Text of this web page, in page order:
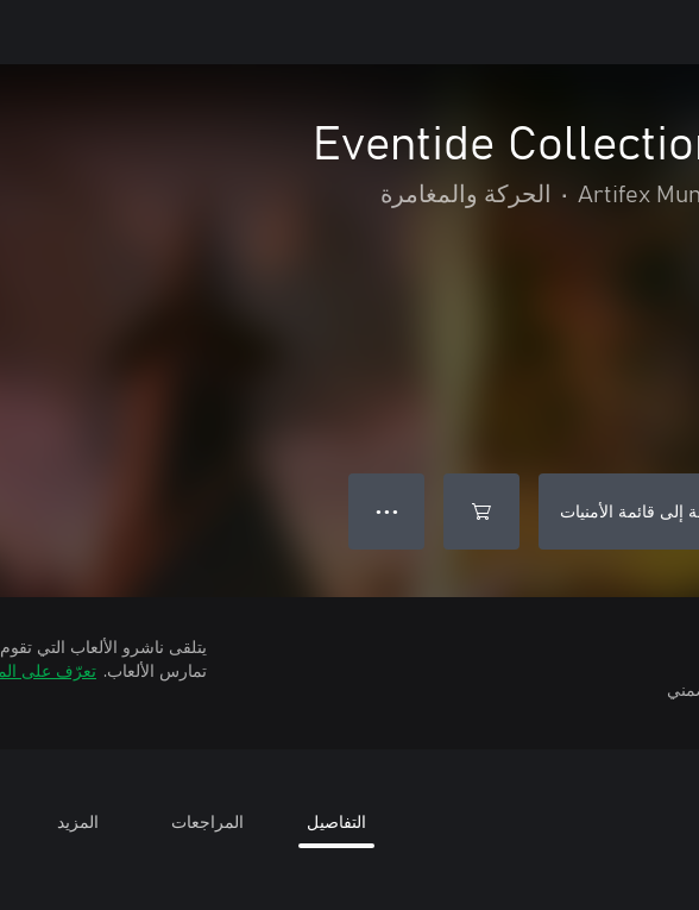
Eventide
Artifex
• الحركة والمغامرة
إلى قائمة الأمنيات ● ● ●
تمارس الألعاب. تعرّف على
التفاصيل المراجعات المزيد